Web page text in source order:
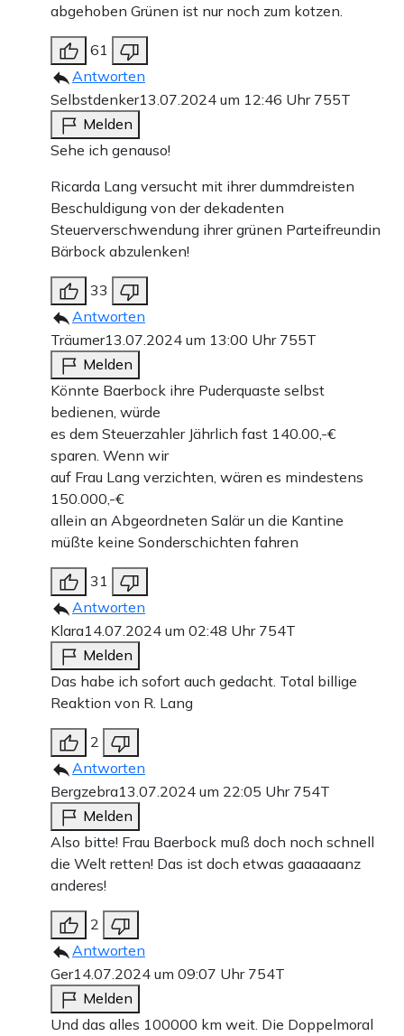
abgehoben Grünen ist nur noch zum kotzen.
61
Antworten
Selbstdenker13.07.2024 um 12:46 Uhr 755T
Melden
Sehe ich genauso!
Ricarda Lang versucht mit ihrer dummdreisten
Beschuldigung von der dekadenten
Steuerverschwendung ihrer grünen Parteifreundin
Bärbock abzulenken!
33
Antworten
Träumer13.07.2024 um 13:00 Uhr 755T
Melden
Könnte Baerbock ihre Puderquaste selbst
bedienen, würde
es dem Steuerzahler Jährlich fast 140.00,-€
sparen. Wenn wir
auf Frau Lang verzichten, wären es mindestens
150.000,-€
allein an Abgeordneten Salär un die Kantine
müßte keine Sonderschichten fahren
31
Antworten
Klara14.07.2024 um 02:48 Uhr 754T
Melden
Das habe ich sofort auch gedacht. Total billige
Reaktion von R. Lang
2
Antworten
Bergzebra13.07.2024 um 22:05 Uhr 754T
Melden
Also bitte! Frau Baerbock muß doch noch schnell
die Welt retten! Das ist doch etwas gaaaaaanz
anderes!
2
Antworten
Ger14.07.2024 um 09:07 Uhr 754T
Melden
Und das alles 100000 km weit. Die Doppelmoral